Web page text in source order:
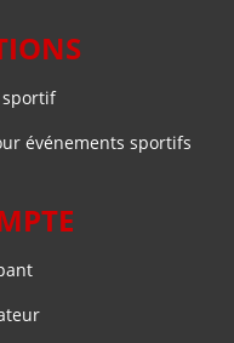
sportif
événements sportifs